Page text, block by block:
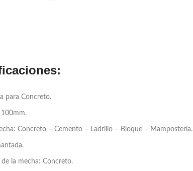
para Concreto.
Concreto – Cemento – Ladrillo – Bloque – Mampostería.
la mecha: Concreto.